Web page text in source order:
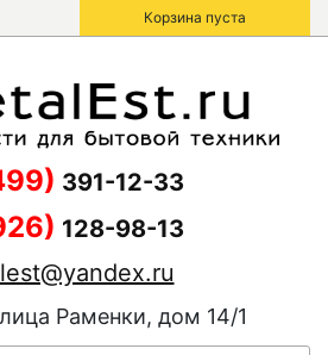
Корзина пуста
391-12-33
128-98-13
Раменки, дом 14/1